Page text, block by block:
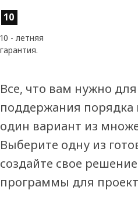
Характеристики товара
10
10 - летняя
гарантия.
Все, что вам нужно
поддержания
один вариант из
Выберите одну из
создайте свое
программы для